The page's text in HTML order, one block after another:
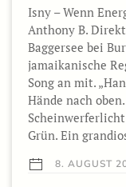
Isny – Wenn
Anthony B.
Baggersee bei
jamaikanische
Song an mit.
Hände nach
Grün. Ein
8. AUGUST